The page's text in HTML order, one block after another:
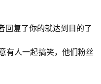
回复了你的就达到目的了
有人一起搞笑，他们粉丝